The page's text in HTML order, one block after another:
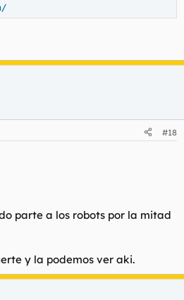
#18
parte a los robots por la mitad
y la podemos ver aki.